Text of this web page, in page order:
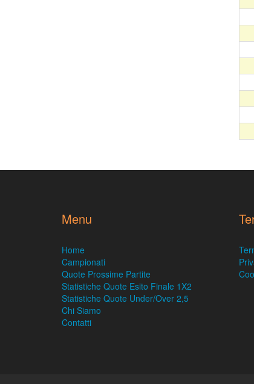
Menu
Home
Campionati
Quote Prossime Partite
Statistiche Quote Esito Finale 1X2
Statistiche Quote Under/Over 2,5
Chi Siamo
Contatti